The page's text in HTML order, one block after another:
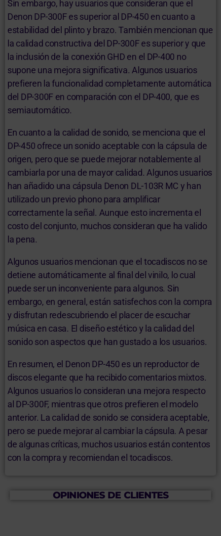
Sin embargo, hay usuarios que consideran que el
Denon DP-300F es superior al DP-450 en cuanto a
estabilidad del plinto y brazo. También mencionan que
la calidad constructiva del DP-300F es superior y que
la inclusión de la conexión GHD en el DP-400 no
supone una mejora significativa. Algunos usuarios
prefieren la funcionalidad completamente automática
del DP-300F en comparación con el DP-400, que es
semiautomático.
En cuanto a la calidad de sonido, se menciona que el
DP-450 ofrece un sonido aceptable con la cápsula de
origen, pero que se puede mejorar notablemente al
cambiarla por una de mayor calidad. Algunos usuarios
han añadido una cápsula Denon DL-103R MC y han
utilizado un previo phono para amplificar
correctamente la señal. Aunque esto incrementa el
costo del conjunto, muchos consideran que ha valido
la pena.
Algunos usuarios mencionan que el tocadiscos no se
detiene automáticamente al final del vinilo, lo cual
puede ser un inconveniente para algunos. Sin
embargo, en general, están satisfechos con la compra
y disfrutan redescubriendo el placer de escuchar
música en casa. El diseño estético y la calidad del
sonido son aspectos que han gustado a los usuarios.
En resumen, el Denon DP-450 es un reproductor de
discos elegante que ha recibido comentarios mixtos.
Algunos usuarios lo consideran una mejora respecto
al DP-300F, mientras que otros prefieren el modelo
anterior. La calidad de sonido se considera aceptable,
pero se puede mejorar al cambiar la cápsula. A pesar
de algunas críticas, muchos usuarios están contentos
con la compra y recomiendan el tocadiscos.
OPINIONES DE CLIENTES